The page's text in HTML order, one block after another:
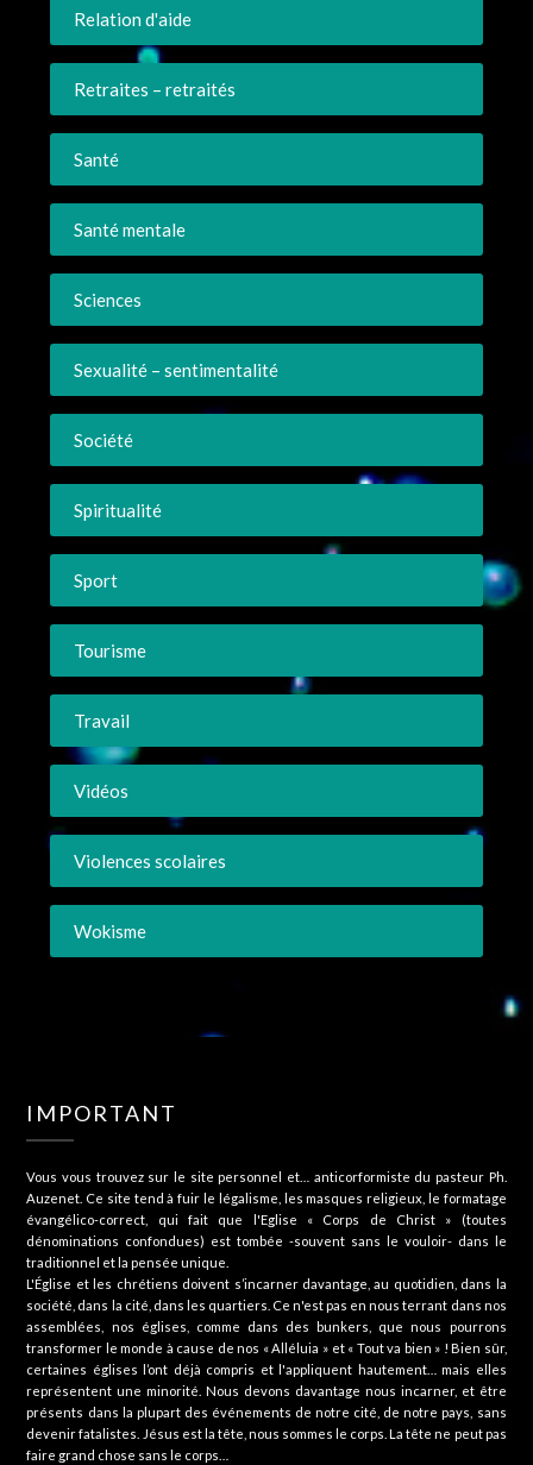
Relation d'aide
Retraites – retraités
Santé
Santé mentale
Sciences
Sexualité – sentimentalité
Société
Spiritualité
Sport
Tourisme
Travail
Vidéos
Violences scolaires
Wokisme
IMPORTANT
Vous vous trouvez sur le site personnel et… anticorformiste du pasteur Ph.
Auzenet. Ce site tend à fuir le légalisme, les masques religieux, le formatage
évangélico-correct, qui fait que l'Eglise « Corps de Christ » (toutes
dénominations confondues) est tombée -souvent sans le vouloir- dans le
traditionnel et la pensée unique.
L'Église et les chrétiens doivent s’incarner davantage, au quotidien, dans la
société, dans la cité, dans les quartiers. Ce n'est pas en nous terrant dans nos
assemblées, nos églises, comme dans des bunkers, que nous pourrons
transformer le monde à cause de nos « Alléluia » et « Tout va bien » ! Bien sûr,
certaines églises l’ont déjà compris et l'appliquent hautement… mais elles
représentent une minorité. Nous devons davantage nous incarner, et être
présents dans la plupart des événements de notre cité, de notre pays, sans
devenir fatalistes. Jésus est la tête, nous sommes le corps. La tête ne peut pas
faire grand chose sans le corps…